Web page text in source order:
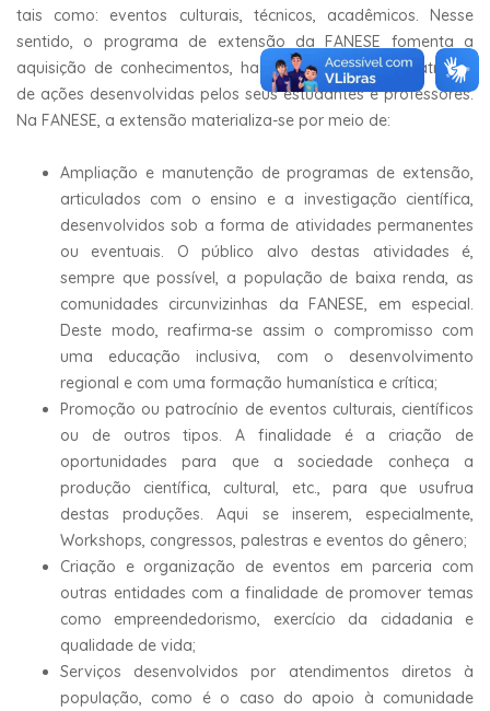
tais como: eventos culturais, técnicos, acadêmicos. Nesse
sentido, o programa de extensão da FANESE fomenta a
aquisição de conhecimentos, habilidades e atitudes, através
de ações desenvolvidas pelos seus estudantes e professores.
Na FANESE, a extensão materializa-se por meio de:
Ampliação e manutenção de programas de extensão,
articulados com o ensino e a investigação científica,
desenvolvidos sob a forma de atividades permanentes
ou eventuais. O público alvo destas atividades é,
sempre que possível, a população de baixa renda, as
comunidades circunvizinhas da FANESE, em especial.
Deste modo, reafirma-se assim o compromisso com
uma educação inclusiva, com o desenvolvimento
regional e com uma formação humanística e crítica;
Promoção ou patrocínio de eventos culturais, científicos
ou de outros tipos. A finalidade é a criação de
oportunidades para que a sociedade conheça a
produção científica, cultural, etc., para que usufrua
destas produções. Aqui se inserem, especialmente,
Workshops, congressos, palestras e eventos do gênero;
Criação e organização de eventos em parceria com
outras entidades com a finalidade de promover temas
como empreendedorismo, exercício da cidadania e
qualidade de vida;
Serviços desenvolvidos por atendimentos diretos à
população, como é o caso do apoio à comunidade